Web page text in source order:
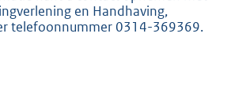
en Handhaving,
telefoonnummer 0314-369369.